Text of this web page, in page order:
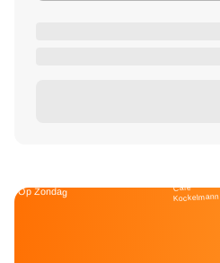
Op Zondag Café
Kockelmann